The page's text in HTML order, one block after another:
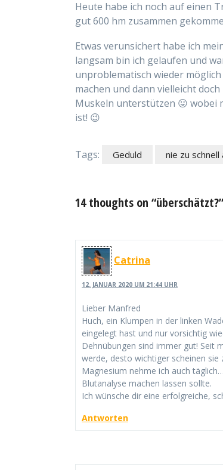
Heute habe ich noch auf einen
gut 600 hm zusammen
Etwas verunsichert habe ich
langsam bin ich gelaufen und
unproblematisch wieder
machen und dann vielleicht
Muskeln unterstützen 😛 wobei
ist! 😉
Tags: Geduld nie zu schnell
14 thoughts on “überschätzt?”
Catrina
12. JANUAR 2020 UM 21:44 UHR
Lieber Manfred
Huch, ein Klumpen in der linken
eingelegt hast und nur vorsichtig
Dehnübungen sind immer gut! Seit
werde, desto wichtiger scheinen sie
Magnesium nehme ich auch
Blutanalyse machen lassen sollte.
Ich wünsche dir eine erfolgreiche,
Antworten